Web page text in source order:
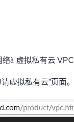
络à 虚拟私有云
虚拟私有云”页面。